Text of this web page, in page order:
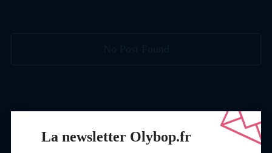
La newsletter Olybop.fr